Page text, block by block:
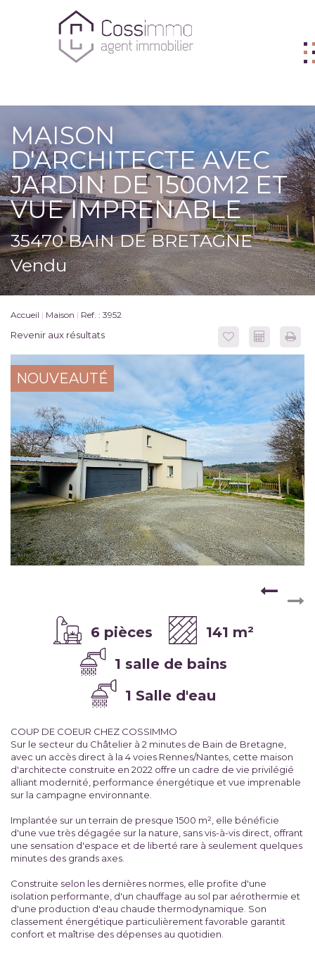
ACHETER
VENDRE
BIENS VENDUS
LOUER
L'AGENCE
ME CONTACTER
FNAIM
MAISON
D'ARCHITECTE AVEC
JARDIN DE 1500M2 ET
VUE IMPRENABLE
35470 BAIN DE BRETAGNE
Vendu
Accueil Maison Ref. : 3952
Revenir aux résultats
NOUVEAUTÉ
6 pièces
141 m²
1 salle de bains
1 Salle d'eau
COUP DE COEUR CHEZ COSSIMMO
Sur le secteur du Châtelier à 2 minutes de Bain de Bretagne,
avec un accès direct à la 4 voies Rennes/Nantes, cette maison
d'architecte construite en 2022 offre un cadre de vie privilégié
alliant modernité, performance énergétique et vue imprenable
sur la campagne environnante.
Implantée sur un terrain de presque 1500 m², elle bénéficie
d'une vue très dégagée sur la nature, sans vis-à-vis direct, offrant
une sensation d'espace et de liberté rare à seulement quelques
minutes des grands axes.
Construite selon les dernières normes, elle profite d'une
isolation performante, d'un chauffage au sol par aérothermie et
d'une production d'eau chaude thermodynamique. Son
classement énergétique particulièrement favorable garantit
confort et maîtrise des dépenses au quotidien.